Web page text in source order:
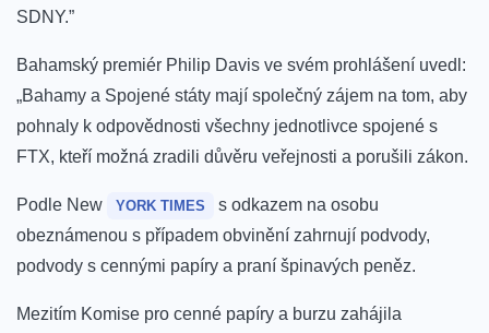
SDNY.”
Bahamský premiér Philip Davis ve svém prohlášení uvedl:
„Bahamy a Spojené státy mají společný zájem na tom, aby
pohnaly k odpovědnosti všechny jednotlivce spojené s
FTX, kteří možná zradili důvěru veřejnosti a porušili zákon.
Podle New YORK TIMES
s odkazem na osobu
obeznámenou s případem obvinění zahrnují podvody,
podvody s cennými papíry a praní špinavých peněz.
Mezitím Komise pro cenné papíry a burzu zahájila